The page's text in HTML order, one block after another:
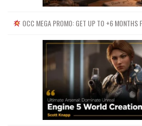
OCC MEGA PROMO: GET UP TO +6 MONTHS